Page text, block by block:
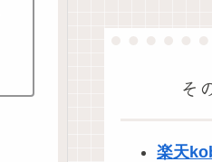
そ
楽天